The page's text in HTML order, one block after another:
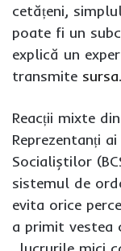
cetățeni,
poate fi un
explică un
transmite sursa.
Reacții mixte
Reprezentanți
Socialiștilor
sistemul de
evita orice
a primit vestea